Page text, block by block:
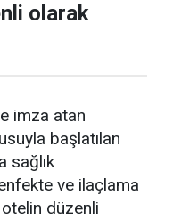
olarak
imza atan
başlatılan
sağlık
ve ilaçlama
düzenli